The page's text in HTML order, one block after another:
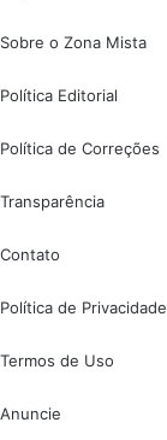
Sobre o Zona Mista
Política Editorial
Política de Correções
Transparência
Contato
Política de Privacidade
Termos de Uso
Anuncie